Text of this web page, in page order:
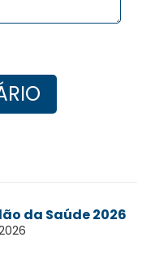
da Saúde 2026